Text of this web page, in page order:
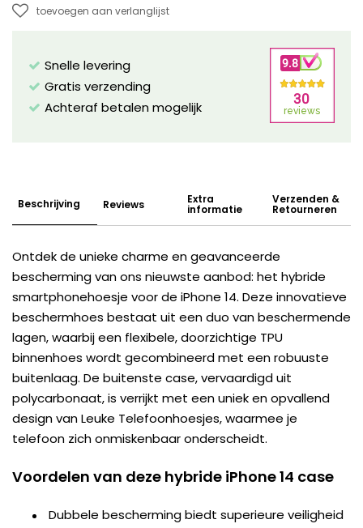
toevoegen aan verlanglijst
Snelle levering
Gratis verzending
Achteraf betalen mogelijk
Beschrijving Reviews Extra
informatie
Verzenden &
Retourneren
Ontdek de unieke charme en geavanceerde
bescherming van ons nieuwste aanbod: het hybride
smartphonehoesje voor de iPhone 14. Deze innovatieve
beschermhoes bestaat uit een duo van beschermende
lagen, waarbij een flexibele, doorzichtige TPU
binnenhoes wordt gecombineerd met een robuuste
buitenlaag. De buitenste case, vervaardigd uit
polycarbonaat, is verrijkt met een uniek en opvallend
design van Leuke Telefoonhoesjes, waarmee je
telefoon zich onmiskenbaar onderscheidt.
Voordelen van deze hybride iPhone 14 case
Dubbele bescherming biedt superieure veiligheid